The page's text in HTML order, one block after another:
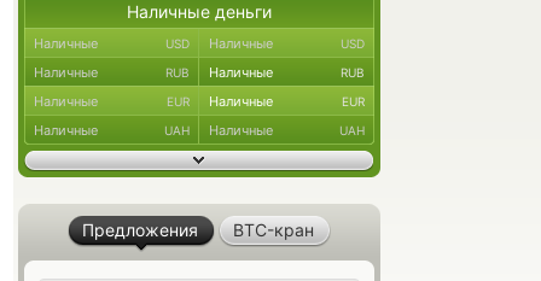
Наличные деньги
Наличные USD Наличные USD
Наличные RUB Наличные RUB
Наличные EUR Наличные EUR
Наличные UAH Наличные UAH
Предложения BTC-кран